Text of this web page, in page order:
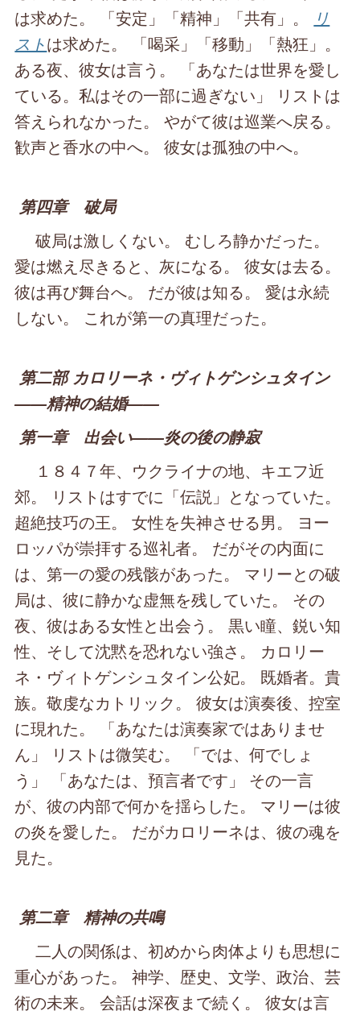
は求めた。 「安定」「精神」「共有」。
リ
ストは求めた。 「喝采」「移動」「熱狂」。
ある夜、彼女は言う。 「あなたは世界を愛し
ている。私はその一部に過ぎない」 リストは
答えられなかった。 やがて彼は巡業へ戻る。
歓声と香水の中へ。 彼女は孤独の中へ。
第四章 破局
破局は激しくない。 むしろ静かだった。
愛は燃え尽きると、灰になる。 彼女は去る。
彼は再び舞台へ。 だが彼は知る。 愛は永続
しない。 これが第一の真理だった。
第二部 カロリーネ・ヴィトゲンシュタイン
――精神の結婚――
第一章 出会い――炎の後の静寂
１８４７年、ウクライナの地、キエフ近
郊。 リストはすでに「伝説」となっていた。
超絶技巧の王。 女性を失神させる男。 ヨー
ロッパが崇拝する巡礼者。 だがその内面に
は、第一の愛の残骸があった。 マリーとの破
局は、彼に静かな虚無を残していた。 その
夜、彼はある女性と出会う。 黒い瞳、鋭い知
性、そして沈黙を恐れない強さ。 カロリー
ネ・ヴィトゲンシュタイン公妃。 既婚者。貴
族。敬虔なカトリック。 彼女は演奏後、控室
に現れた。 「あなたは演奏家ではありませ
ん」 リストは微笑む。 「では、何でしょ
う」 「あなたは、預言者です」 その一言
が、彼の内部で何かを揺らした。 マリーは彼
の炎を愛した。 だがカロリーネは、彼の魂を
見た。
第二章 精神の共鳴
二人の関係は、初めから肉体よりも思想に
重心があった。 神学、歴史、文学、政治、芸
術の未来。 会話は深夜まで続く。 彼女は言